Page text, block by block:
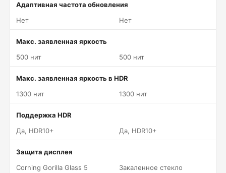
Адаптивная частота обновления
Нет
Нет
Макс. заявленная яркость
500 нит
500 нит
Макс. заявленная яркость в HDR
1300 нит
1300 нит
Поддержка HDR
Да, HDR10+
Да, HDR10+
Защита дисплея
Corning Gorilla Glass 5
Закаленное стекло